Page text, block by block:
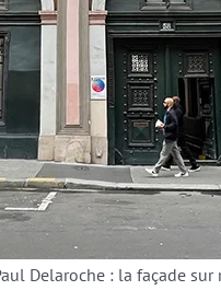
Delaroche : la façade sur